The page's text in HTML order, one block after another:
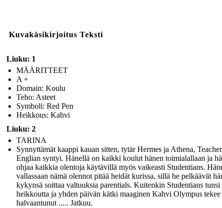
Kuvakäsikirjoitus Teksti
Liuku: 1
MÄÄRITTEET
A +
Domain: Koulu
Teho: Asteet
Symboli: Red Pen
Heikkous: Kahvi
Liuku: 2
TARINA
Synnyttämät kaappi kauan sitten, tytär Hermes ja Athena,
Englian syntyi. Hänellä on kaikki koulut hänen toimialallaan ja
ohjaa kaikkia olentoja käytävillä myös vaikeasti Studentians.
vallassaan nämä olennot pitää heidät kurissa, sillä he pelkäävät
kykynsä soittaa valtuuksia parentials. Kuitenkin Studentians tunsi
heikkoutta ja yhden päivän kätki maaginen Kahvi Olympus tekee
halvaantunut ..... Jatkuu.